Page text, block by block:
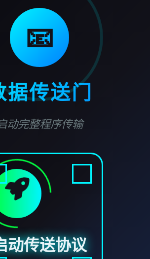
📧
据传送门
动完整程序传输
动传送协议